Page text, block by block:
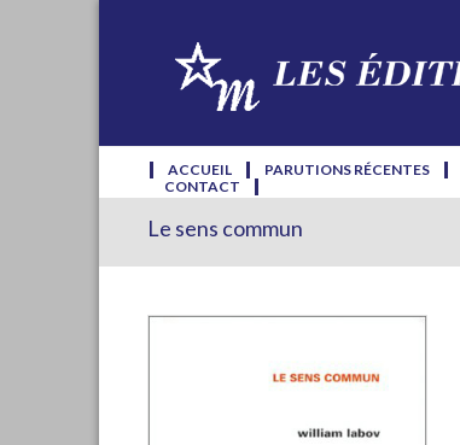
ACCUEIL PARUTIONS RÉCENTES
CONTACT
Le sens commun